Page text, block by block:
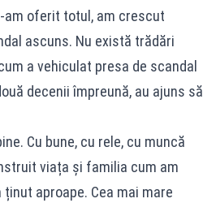
am oferit totul, am crescut
ascuns. Nu există trădări
a vehiculat presa de scandal
decenii împreună, au ajuns să
Cu bune, cu rele, cu muncă
viața și familia cum am
aproape. Cea mai mare